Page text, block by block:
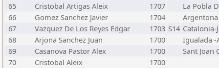
65
Cristobal Artigas Aleix 1707
La Pobla
66
Gomez Sanchez Javier 1704
Argentona
67
Vazquez De Los Reyes Edgar 1703 S14 Catalonia-
68
Arjona Sanchez Juan 1700
Igualada -
69
Casanova Pastor Alex 1700
Sant Joan
70
Cristobal Aleix
1700